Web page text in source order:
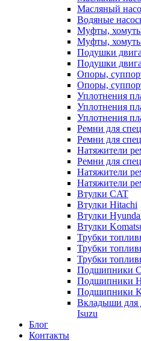
Масляный
Водяные
Муфты,
Муфты,
Подушки
Подушки
Опоры,
Опоры,
Уплотнения
Уплотнения
Уплотнения
Ремни для
Ремни для
Натяжители
Ремни для
Натяжители
Натяжители
Втулки CAT
Втулки Hitachi
Втулки
Втулки
Трубки
Трубки
Трубки
Подшипники
Подшипники
Подшипники
Вкладыши для
Isuzu
Блог
Контакты